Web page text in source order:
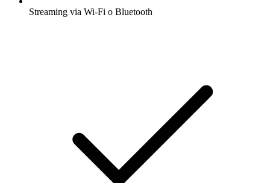
Streaming via Wi-Fi o Bluetooth